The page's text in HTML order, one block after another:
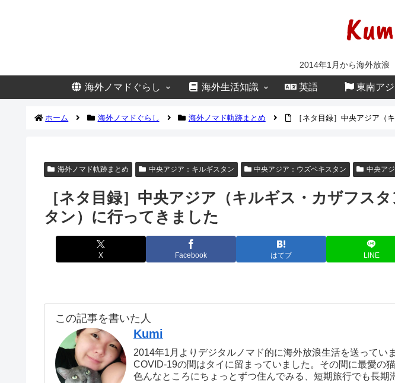
2014年1月から海外放浪
海外ノマドぐらし 海外生活知識 英語 東南ア
ホーム 海外ノマドぐらし 海外ノマド軌跡まとめ ［ネタ目録］中央アジア（
海外ノマド軌跡まとめ 中央アジア：キルギスタン 中央アジア：ウズベキスタン 中央ア
［ネタ目録］中央アジア（キルギス・カザフス
タン）に行ってきました
X Facebook はてブ LINE
この記事を書いた人
Kumi
2014年1月よりデジタルノマド的に海外放浪生活を送ってい
COVID-19の間はタイに留まっていました。その間に最愛の
色んなところにちょっとずつ住んでみる、短期旅行でも長期